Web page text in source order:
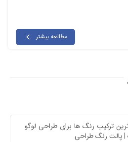
مطالعه بیشتر
ترکیب رنگ ها برای طراحی لوگو
پالت رنگ طراحی